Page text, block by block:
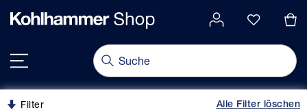
springen
Filter Alle Filter löschen